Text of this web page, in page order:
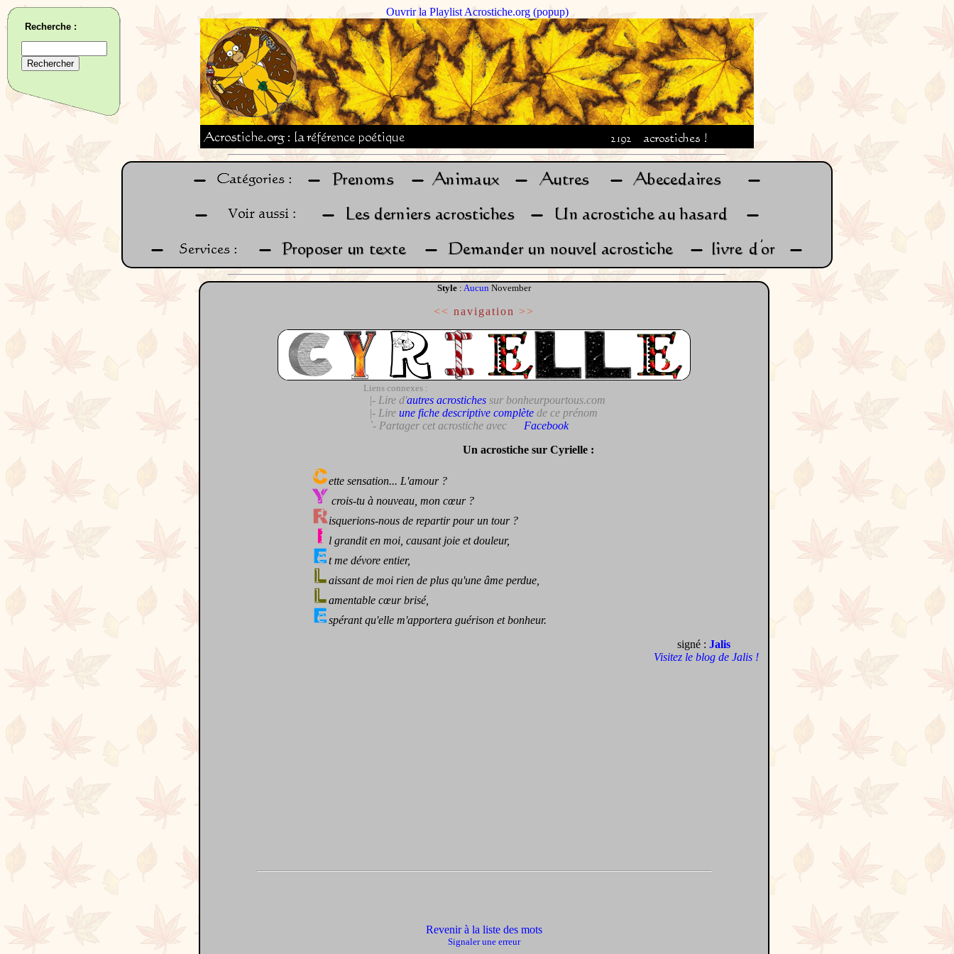
Ouvrir la Playlist Acrostiche.org (popup)
Style : Aucun November
<< navigation >>
Liens connexes :
|- Lire d'autres acrostichessur bonheurpourtous.com
|- Lire une fiche descriptive complètede ce prénom
`- Partager cet acrostiche avec
Facebook
Un acrostiche sur Cyrielle :
ette sensation... L'amour ?
crois-tu à nouveau, mon cœur ?
isquerions-nous de repartir pour un tour ?
l grandit en moi, causant joie et douleur,
t me dévore entier,
aissant de moi rien de plus qu'une âme perdue,
amentable cœur brisé,
spérant qu'elle m'apportera guérison et bonheur.
signé : Jalis
Visitez le blog de Jalis !
Revenir à la liste des mots
Signaler une erreur
Recherche :